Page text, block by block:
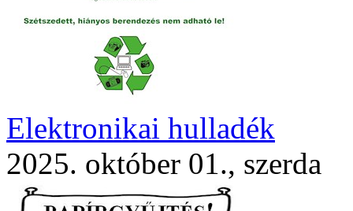
Elektronikai hulladék
2025. október 01., szerda